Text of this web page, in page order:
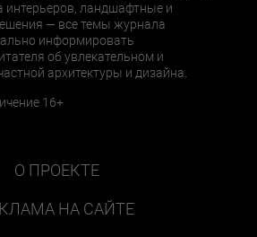
интерьеров, ландшафтные и
— все темы журнала
информировать
об увлекательном и
архитектуры и дизайна.
16+
О ПРОЕКТЕ
НА САЙТЕ